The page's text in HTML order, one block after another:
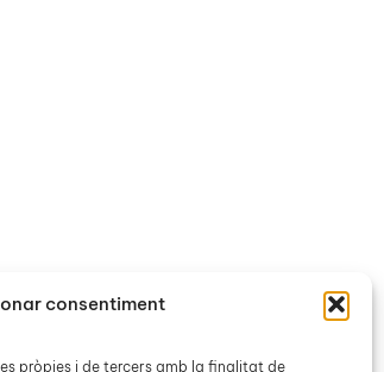
consentiment
pròpies i de tercers amb la finalitat de